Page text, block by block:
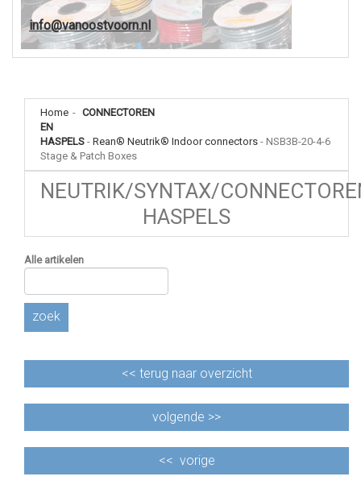
info@vanoostvoorn.nl
Home - CONNECTOREN
EN
HASPELS - Rean® Neutrik® Indoor connectors - NSB3B-20-4-6
Stage & Patch Boxes
NEUTRIK/SYNTAX/
HASPELS
Alle artikelen
zoek
<< terug naar overzicht
volgende >>
<< vorige